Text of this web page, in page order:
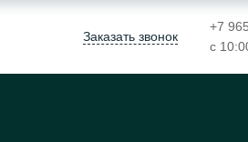
Заказать звонок
+7
с